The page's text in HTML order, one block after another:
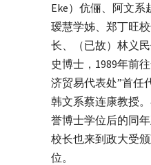
Eke）伉俪、阿文
瑷慧学姊、郑丁旺
长、（已故）林义
史博士，1989年前
济贸易代表处”首任
韩文系蔡连康教授
誉博士学位后的同
校长也来到政大受
位。